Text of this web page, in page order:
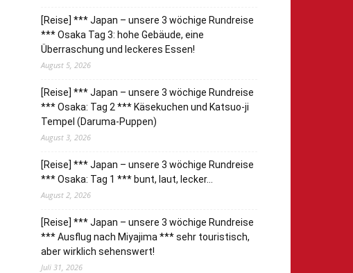
[Reise] *** Japan – unsere 3 wöchige Rundreise
*** Osaka Tag 3: hohe Gebäude, eine
Überraschung und leckeres Essen!
August 5, 2026
[Reise] *** Japan – unsere 3 wöchige Rundreise
*** Osaka: Tag 2 *** Käsekuchen und Katsuo-ji
Tempel (Daruma-Puppen)
August 3, 2026
[Reise] *** Japan – unsere 3 wöchige Rundreise
*** Osaka: Tag 1 *** bunt, laut, lecker…
August 2, 2026
[Reise] *** Japan – unsere 3 wöchige Rundreise
*** Ausflug nach Miyajima *** sehr touristisch,
aber wirklich sehenswert!
Juli 31, 2026